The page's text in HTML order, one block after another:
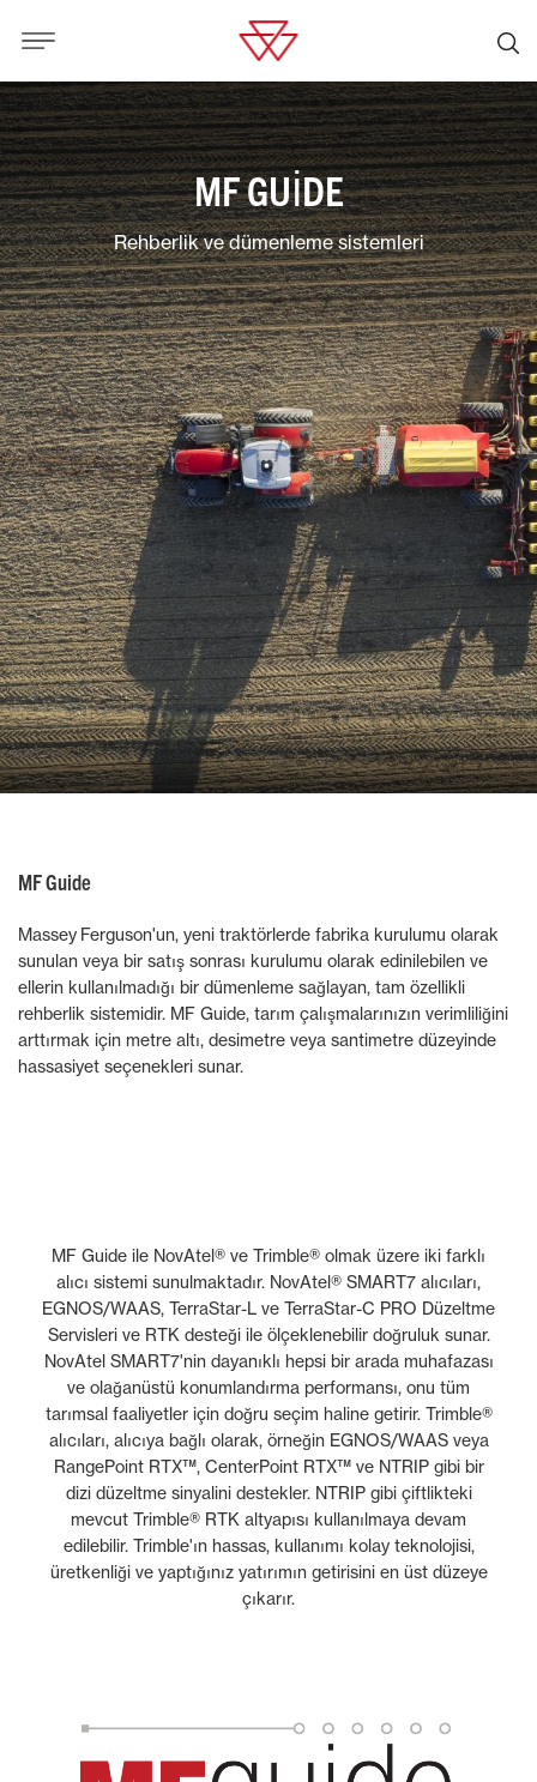
MF GUIDE
Rehberlik ve dümenleme sistemleri
MF Guide
Massey Ferguson'un, yeni traktörlerde fabrika kurulumu olarak
sunulan veya bir satış sonrası kurulumu olarak edinilebilen ve
ellerin kullanılmadığı bir dümenleme sağlayan, tam özellikli
rehberlik sistemidir. MF Guide, tarım çalışmalarınızın verimliliğini
arttırmak için metre altı, desimetre veya santimetre düzeyinde
hassasiyet seçenekleri sunar.
MF Guide ile NovAtel® ve Trimble® olmak üzere iki farklı
alıcı sistemi sunulmaktadır. NovAtel® SMART7 alıcıları,
EGNOS/WAAS, TerraStar-L ve TerraStar-C PRO Düzeltme
Servisleri ve RTK desteği ile ölçeklenebilir doğruluk sunar.
NovAtel SMART7'nin dayanıklı hepsi bir arada muhafazası
ve olağanüstü konumlandırma performansı, onu tüm
tarımsal faaliyetler için doğru seçim haline getirir. Trimble®
alıcıları, alıcıya bağlı olarak, örneğin EGNOS/WAAS veya
RangePoint RTX™, CenterPoint RTX™ ve NTRIP gibi bir
dizi düzeltme sinyalini destekler. NTRIP gibi çiftlikteki
mevcut Trimble® RTK altyapısı kullanılmaya devam
edilebilir. Trimble'ın hassas, kullanımı kolay teknolojisi,
üretkenliği ve yaptığınız yatırımın getirisini en üst düzeye
çıkarır.